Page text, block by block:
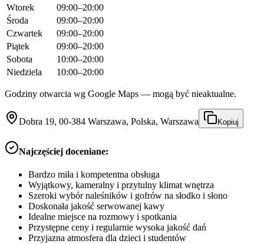
Wtorek
09:00–20:00
Środa
09:00–20:00
Czwartek
09:00–20:00
Piątek
09:00–20:00
Sobota
10:00–20:00
Niedziela
10:00–20:00
Godziny otwarcia wg Google Maps — mogą być nieaktualne.
Dobra 19, 00-384 Warszawa, Polska, Warszawa Kopiuj
Najczęściej doceniane:
Bardzo miła i kompetentna obsługa
Wyjątkowy, kameralny i przytulny klimat wnętrza
Szeroki wybór naleśników i gofrów na słodko i słono
Doskonała jakość serwowanej kawy
Idealne miejsce na rozmowy i spotkania
Przystępne ceny i regularnie wysoka jakość dań
Przyjazna atmosfera dla dzieci i studentów